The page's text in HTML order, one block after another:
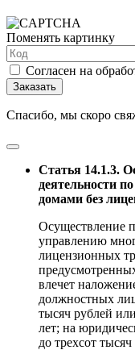
Поменять картинку
Согласен на
Заказать
Спасибо, мы скоро
Статья 14.1.3.
деятельности
домами без
Осуществление
управлению
лицензионных
влечет
должностных
тысяч рублей
лет; на
до трехсот